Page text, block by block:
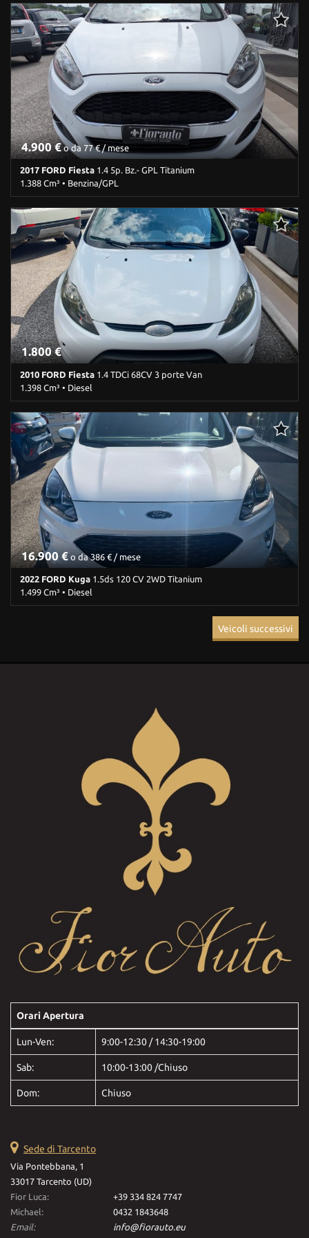
319.000 Km • Cambio Manuale (5) • Antracite metallizzato • 5 Porte
• ABS • Airbag • Airbag laterali • Airbag Passeggero • Airbag testa
• Autoradio • Boardcomputer • Bracciolo • Chiusura centralizzata •
Chiusura centralizzata telecomandata • Climatizzatore • Controllo
trazione • Cruise Control • ESP • Fendinebbia • Filtro
antiparticolato • Hill holder • Immobilizzatore elettronico • Isofix •
Lettore CD • Limitatore di velocità • Marmitta catalitica •
Monitoraggio pressione pneumatici • Pneumatici estivi • Ruota di
riserva • Sedile posteriore sdoppiato • Sensore di luce • Sensore di
pioggia • Servosterzo • Specchietti laterali elettrici • Vetri oscurati
• Volante in pelle • Volante multifunzione
4.900 € o da 77 € / mese
2017 FORD Fiesta 1.4 5p. Bz.- GPL Titanium
1.388 Cm³ • Benzina/GPL
235.000 Km • Cambio Manuale (5) • Bianco pastello • 5 Porte • ABS
• Airbag • Airbag laterali • Airbag Passeggero • Airbag testa •
Autoradio • Bluetooth • Boardcomputer • Bracciolo • Cerchi in lega
• Chiusura centralizzata • Chiusura centralizzata telecomandata •
Climatizzatore • Controllo trazione • Cruise Control • ESP •
Fendinebbia • Immobilizzatore elettronico • Isofix • Lettore CD •
Limitatore di velocità • Luci diurne • Marmitta catalitica • Sedile
posteriore sdoppiato • Servosterzo • Specchietti laterali elettrici •
Volante multifunzione
1.800 €
2010 FORD Fiesta 1.4 TDCi 68CV 3 porte Van
1.398 Cm³ • Diesel
258.000 Km • Cambio Manuale (5) • Bianco pastello • 3 Porte • ABS
• Airbag • Airbag Passeggero • Alzacristalli elettrici • Autoradio •
Boardcomputer • Chiusura centralizzata • Chiusura centralizzata
telecomandata • Climatizzatore • Controllo trazione • ESP • Hill
holder • Immobilizzatore elettronico • Lettore CD • MP3 • Ruotino
• Sensore di luce • Servosterzo • Specchietti laterali elettrici • Vetri
oscurati • Vivavoce • Volante multifunzione
16.900 € o da 386 € / mese
2022 FORD Kuga 1.5ds 120 CV 2WD Titanium
1.499 Cm³ • Diesel
119.000 Km • Cambio Manuale (6) • Bianco pastello • 5 Porte • ABS
• Airbag • Airbag laterali • Airbag Passeggero • Airbag posteriore
• Airbag testa • Alzacristalli elettrici • Android Auto • Apple
Climatizzatore • Climatizzatore automatico, 2 zone • Controllo
automatico clima • Controllo elettronico della corsia • Controllo
trazione • Controllo vocale • Cruise Control • ESP • Fari LED •
Fendinebbia • Filtro antiparticolato • Frenata d'emergenza
assistita • Freno di stazionamento elettrico • Hill holder •
Immobilizzatore elettronico • Isofix • Limitatore di velocità • Luce
d'ambiente • Luci diurne • Luci diurne LED • Marmitta catalitica •
Monitoraggio pressione pneumatici • MP3 • Riconoscimento dei
segnali stradali • Ruota di riserva • Sedile posteriore sdoppiato •
Sensore di luce • Sensore di pioggia • Sensori di parcheggio
anteriori • Sensori di parcheggio posteriori • Servosterzo • Sistema
di avviso di distanza • Navigatore satellitare • Sistema di
riconoscimento della stanchezza • Specchietti laterali elettrici •
Specchietto retrovisore con funzione antiabbagliamento •
Start/Stop Automatico • Telecamera per parcheggio assistito •
Volante multifunzione
Veicoli successivi
Orari Apertura
Lun-Ven: 9:00-12:30 / 14:30-19:00
Sab: 10:00-13:00 /Chiuso
Dom: Chiuso
Sede di Tarcento
Via Pontebbana, 1
33017 Tarcento (UD)
Fior Luca:
+39 334 824 7747
Michael:
0432 1843648
Email:
info@fiorauto.eu